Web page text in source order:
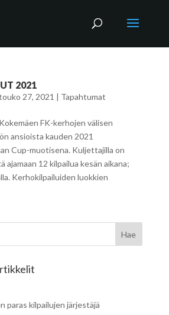
2021
27, 2021 | Tapahtumat
FK-kerhojen välisen
ansioista kauden 2021
Cup-muotisena. Kuljettajilla on
ajamaan 12 kilpailua kesän aikana;
Kerhokilpailuiden luokkien
paras kilpailujen järjestäjä